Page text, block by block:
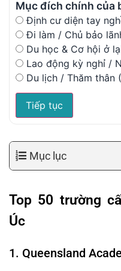
Mục đích chính của
Định cư diện tay
Đi làm / Chủ bảo
Du học & Cơ hội ở
Lao động kỳ nghỉ /
Du lịch / Thăm thân
Tiếp tục
Mục lục
Top 50 trường
Úc
1. Queensland